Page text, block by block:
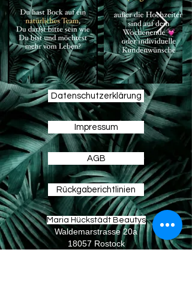
Datenschutzerklärung
Impressum
AGB
Rückgaberichtlinien
Maria Hückstädt Beautys
Waldemarstrasse 20a
18057 Rostock